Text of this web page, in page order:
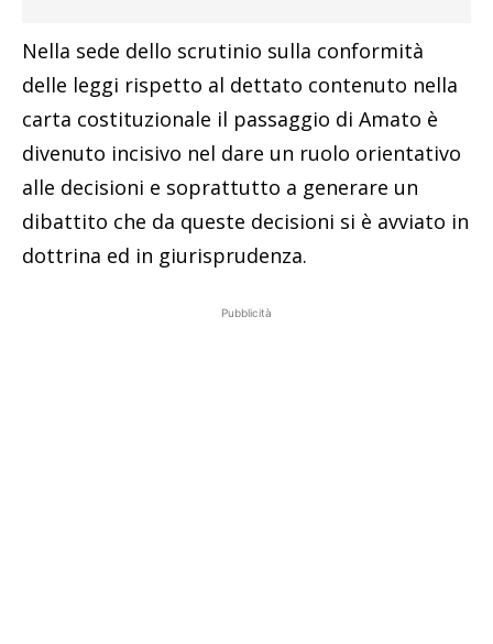
Nella sede dello scrutinio sulla conformità
delle leggi rispetto al dettato contenuto nella
carta costituzionale il passaggio di Amato è
divenuto incisivo nel dare un ruolo orientativo
alle decisioni e soprattutto a generare un
dibattito che da queste decisioni si è avviato in
dottrina ed in giurisprudenza.
Pubblicità